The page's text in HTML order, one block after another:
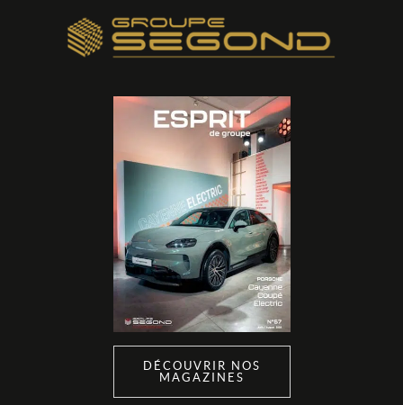
DÉCOUVRIR NOS
MAGAZINES